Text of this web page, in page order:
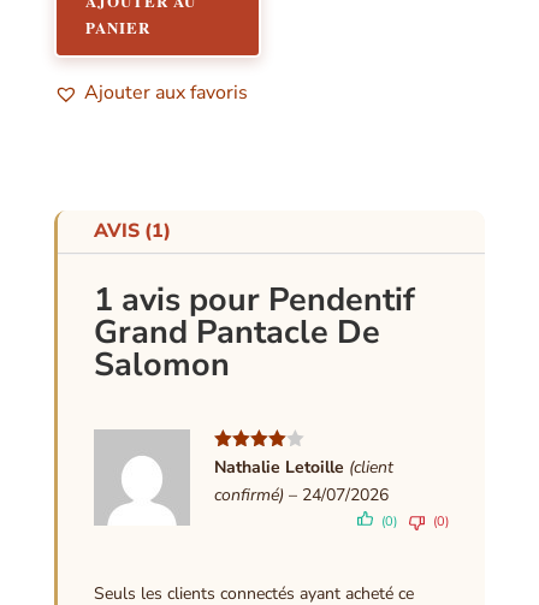
PANIER
Ajouter aux favoris
AVIS (1)
1 avis pour Pendentif
Grand Pantacle De
Salomon
Note4
Nathalie Letoille (client
confirmé) – 24/07/2026
(0) (0)
Seuls les clients connectés ayant acheté ce